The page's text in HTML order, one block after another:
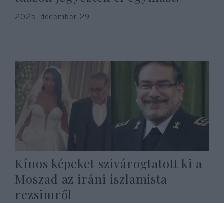
2025. december 29.
Kínos képeket szivárogtatott ki a
Moszad az iráni iszlamista
rezsimről